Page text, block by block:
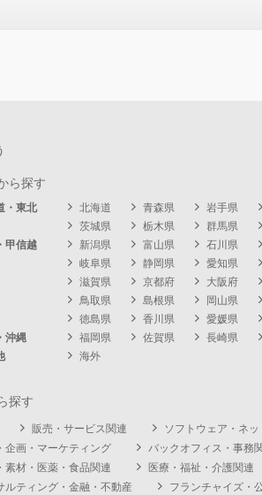
ら探す
・東北 北海道 青森県 岩手県
茨城県 栃木県 群馬県
甲信越
新潟県 富山県 石川県
岐阜県 静岡県 愛知県
滋賀県 京都府 大阪府
鳥取県 島根県 岡山県
徳島県 香川県 愛媛県
沖縄
福岡県 佐賀県 長崎県
海外
探す
販売・サービス関連 ソフトウェア・ネ
企画・マーケティング
バックオフィス・事務
素材・医薬・食品関連
医療・福祉・介護関連
ルティング・金融・不動産
フランチャイズ・